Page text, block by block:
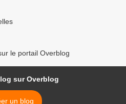
le portail Overblog
sur Overblog
un blog